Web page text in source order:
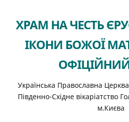
ХРАМ НА ЧЕСТЬ
ІКОНИ БОЖОЇ
Українська Православна
Південно-Східне вікаріатство
м.Києва